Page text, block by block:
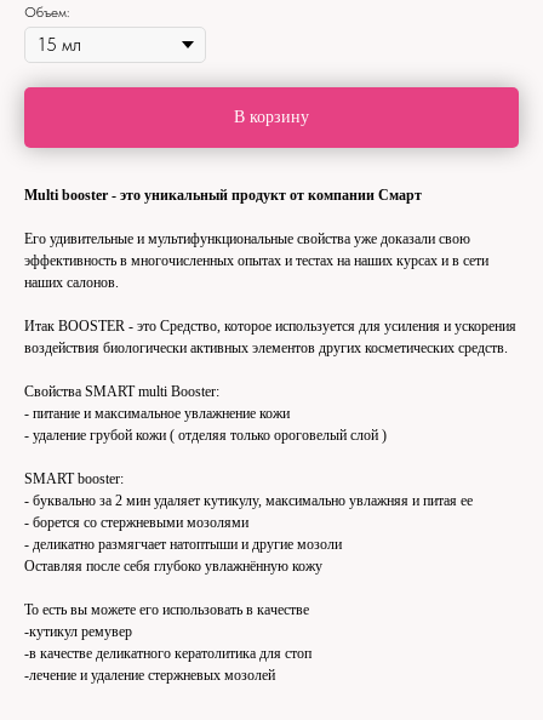
Объем:
В корзину
Multi booster - это уникальный продукт от компании Смарт
Его удивительные и мультифункциональные свойства уже доказали свою
эффективность в многочисленных опытах и тестах на наших курсах и в сети
наших салонов.
Итак BOOSTER - это Средство, которое используется для усиления и ускорения
воздействия биологически активных элементов других косметических средств.
Свойства SMART multi Booster:
- питание и максимальное увлажнение кожи
- удаление грубой кожи ( отделяя только ороговелый слой )
SMART booster:
- буквально за 2 мин удаляет кутикулу, максимально увлажняя и питая ее
- борется со стержневыми мозолями
- деликатно размягчает натоптыши и другие мозоли
Оставляя после себя глубоко увлажнённую кожу
То есть вы можете его использовать в качестве
-кутикул ремувер
-в качестве деликатного кератолитика для стоп
-лечение и удаление стержневых мозолей